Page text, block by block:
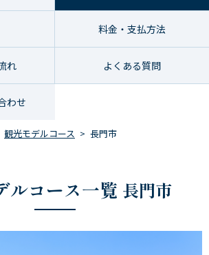
料金・支払方法
れ よくある質問
わせ
観光モデルコース 長門市
ルコース一覧 長門市